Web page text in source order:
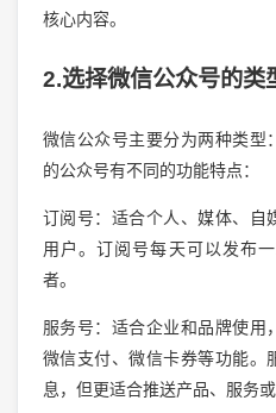
核心内容。
2.选择微信公众号的类
微信公众号主要分为两种类型
的公众号有不同的功能特点：
订阅号：适合个人、媒体、自
用户。订阅号每天可以发布
者。
服务号：适合企业和品牌使用
微信支付、微信卡券等功能。
息，但更适合推送产品、服务或